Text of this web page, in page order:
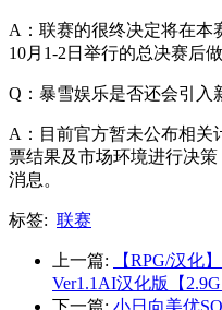
A：联赛的很终决定将在本
10月1-2日举行的总决赛后做
Q：暴雪娱乐是否还会引入
A：目前官方暂未公布相关
票结果及市场环境进行决
消息。
标签: 联赛
上一篇:
【RPG/汉化
Ver1.1AI汉化版【
下一篇: 小日向美优